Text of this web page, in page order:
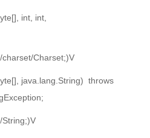
int, int,
Charset;)V
java.lang.String) throws
String;)V